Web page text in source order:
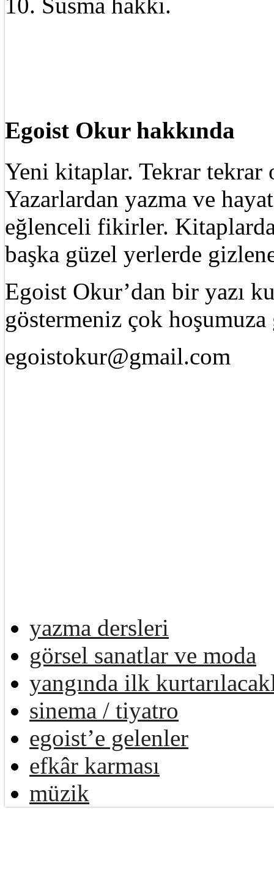
Egoist Okur hakkında
Yeni kitaplar. Tekrar tekrar
Yazarlardan yazma ve
eğlenceli fikirler.
başka güzel yerlerde
Egoist Okur’dan bir yazı
göstermeniz çok
egoistokur@gmail.com
yazma dersleri
görsel sanatlar ve moda
yangında ilk
sinema / tiyatro
egoist’e gelenler
efkâr karması
müzik